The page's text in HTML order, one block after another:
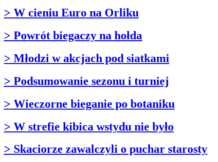
> W cieniu Euro na Orliku
> Powrót biegaczy na hołda
> Młodzi w akcjach pod siatkami
> Podsumowanie sezonu i turniej
> Wieczorne bieganie po botaniku
> W strefie kibica wstydu nie było
> Skaciorze zawalczyli o puchar starosty